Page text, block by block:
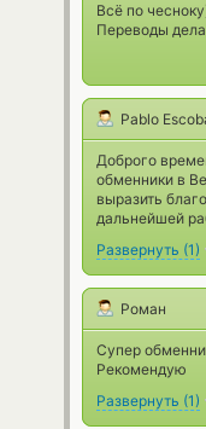
Всё по
Переводы
Pablo
Доброго
обменники в
выразить
дальнейшей
Развернуть (1)
Роман
Супер
Рекомендую
Развернуть (1)